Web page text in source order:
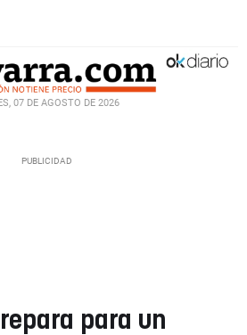
07 DE AGOSTO DE 2026
para un